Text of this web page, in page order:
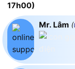
17h00)
Mr. Lâm (